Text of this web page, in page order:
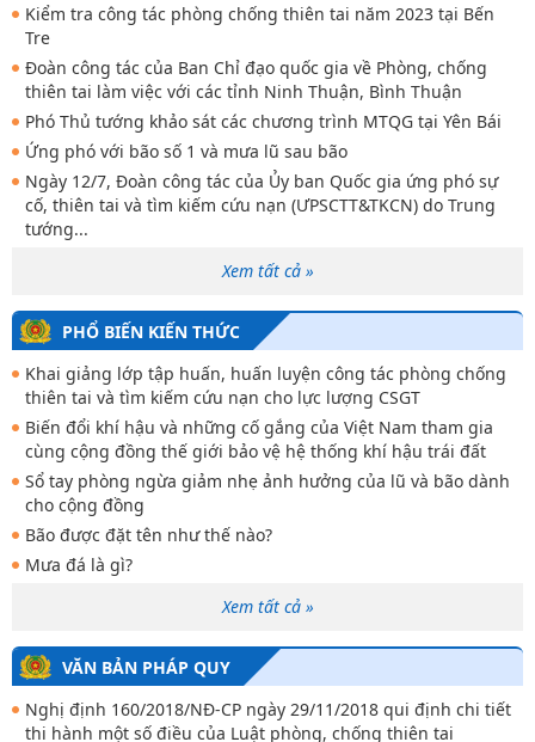
Kiểm tra công tác phòng chống thiên tai năm 2023 tại Bến
Tre
Đoàn công tác của Ban Chỉ đạo quốc gia về Phòng, chống
thiên tai làm việc với các tỉnh Ninh Thuận, Bình Thuận
Phó Thủ tướng khảo sát các chương trình MTQG tại Yên Bái
Ứng phó với bão số 1 và mưa lũ sau bão
Ngày 12/7, Đoàn công tác của Ủy ban Quốc gia ứng phó sự
cố, thiên tai và tìm kiếm cứu nạn (ƯPSCTT&TKCN) do Trung
tướng...
Xem tất cả »
PHỔ BIẾN KIẾN THỨC
Khai giảng lớp tập huấn, huấn luyện công tác phòng chống
thiên tai và tìm kiếm cứu nạn cho lực lượng CSGT
Biến đổi khí hậu và những cố gắng của Việt Nam tham gia
cùng cộng đồng thế giới bảo vệ hệ thống khí hậu trái đất
Sổ tay phòng ngừa giảm nhẹ ảnh hưởng của lũ và bão dành
cho cộng đồng
Bão được đặt tên như thế nào?
Mưa đá là gì?
Xem tất cả »
VĂN BẢN PHÁP QUY
Nghị định 160/2018/NĐ-CP ngày 29/11/2018 qui định chi tiết
thi hành một số điều của Luật phòng, chống thiên tai